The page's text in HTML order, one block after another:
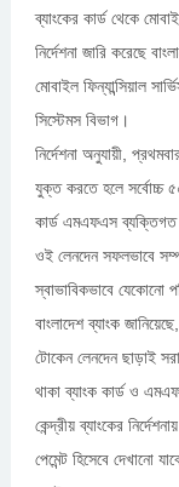
ব্যাংকের কার্ড থেকে
নির্দেশনা জারি করেছে
মোবাইল ফিন্যান্সিয়াল
সিস্টেমস বিভাগ।
নির্দেশনা অনুযায়ী,
যুক্ত করতে হলে সর্বোচ্চ
কার্ড এমএফএস ব্যক্তিগত
ওই লেনদেন সফলভাবে
স্বাভাবিকভাবে যেকোনো
বাংলাদেশ ব্যাংক
টোকেন লেনদেন ছাড়াই
থাকা ব্যাংক কার্ড ও
কেন্দ্রীয় ব্যাংকের
পেমেন্ট হিসেবে দেখানো